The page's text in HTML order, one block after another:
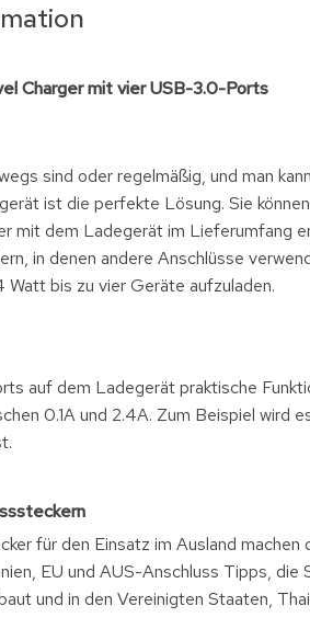
Charger mit vier USB-3.0-Ports
sind oder regelmäßig, und man
ist die perfekte Lösung. Sie
mit dem Ladegerät im Lieferumfang
in denen andere Anschlüsse
Watt bis zu vier Geräte aufzuladen.
auf dem Ladegerät praktische
0.1A und 2.4A. Zum Beispiel wird
für den Einsatz im Ausland
EU und AUS-Anschluss Tipps,
und in den Vereinigten Staaten,